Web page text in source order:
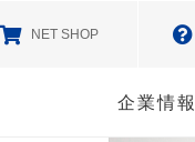
NET SHOP
企業情報